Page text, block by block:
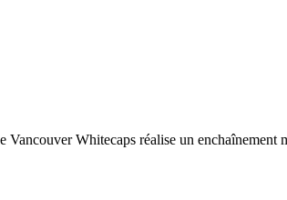
Vancouver Whitecaps réalise un enchaînement